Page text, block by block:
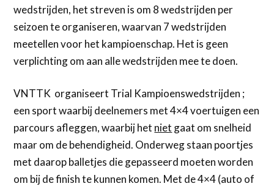
wedstrijden, het streven is om 8 wedstrijden per
seizoen te organiseren, waarvan 7 wedstrijden
meetellen voor het kampioenschap. Het is geen
verplichting om aan alle wedstrijden mee te doen.
VNTTK organiseert Trial Kampioenswedstrijden ;
een sport waarbij deelnemers met 4×4 voertuigen een
parcours afleggen, waarbij het niet gaat om snelheid
maar om de behendigheid. Onderweg staan poortjes
met daarop balletjes die gepasseerd moeten worden
om bij de finish te kunnen komen. Met de 4×4 (auto of